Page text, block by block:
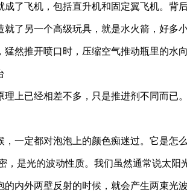
了飞机，包括直升机和固定翼飞机。背
就了另一个高级玩具，就是水火箭，好多
猛然推开喷口时，压缩空气推动瓶里的水
理上已经相差不多，只是推进剂不同而已
，一定都对泡泡上的颜色痴迷过。它是怎
，是光的波动性质。我们虽然通常说太阳
的内外两壁反射的时候，就会产生两束